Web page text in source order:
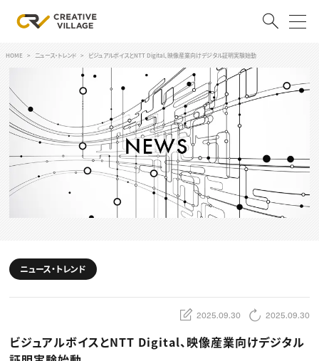
ログイン 会員登録
RECRUIT
クリエイター求人を探す
CREATIVE JOB求人検索
スキルアップしたい！
デザイン
編集・ライティング
マーケティング
ディレクション
TOP Creator’s コラム
Webクリエイター
アプリクリエイター
セミナー
HOME ニュース・トレンド ビジュアルボイスとNTT Digital、映像産業向けデジタル証明実験始動
ニュース・トレンド
2025.09.30 2025.09.30
ビジュアルボイスとNTT Digital、映像産業向けデジタル